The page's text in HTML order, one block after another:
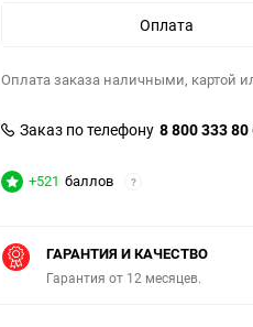
Оплата
Оплата заказа наличными, картой
Заказ по телефону 8 800 333 80
+521 баллов ?
ГАРАНТИЯ И КАЧЕСТВО
Гарантия от 12 месяцев.